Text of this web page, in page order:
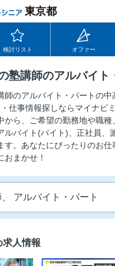
東京都
検討リスト オファー
師のアルバイト・パートの
仕事情報探しならマイナビ
から、ご希望の勤務地や職種
ルバイト(バイト)、正社員、
す。あなたにぴったりのお仕
おまかせ！
アルバイト・パート
求人情報